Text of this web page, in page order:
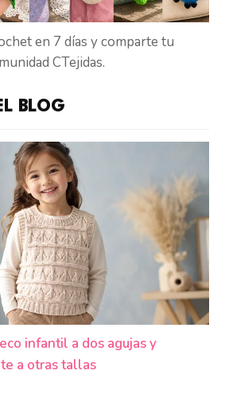
en 7 días y comparte tu
CTejidas.
BLOG
infantil a dos agujas y
a otras tallas